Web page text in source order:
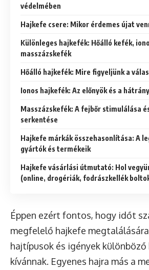
védelmében
Hajkefe csere: Mikor érdemes újat
Különleges hajkefék: Hőálló kefék,
masszázskefék
Hőálló hajkefék: Mire figyeljünk a
Ionos hajkefék: Az előnyök és a
Masszázskefék: A fejbőr stimulálása
serkentése
Hajkefe márkák összehasonlítása: A
gyártók és termékeik
Hajkefe vásárlási útmutató: Hol
(online, drogériák, fodrászkellék
Éppen ezért fontos, hogy időt
megfelelő hajkefe
hajtípusok és igények
kívánnak. Egyenes hajra más a